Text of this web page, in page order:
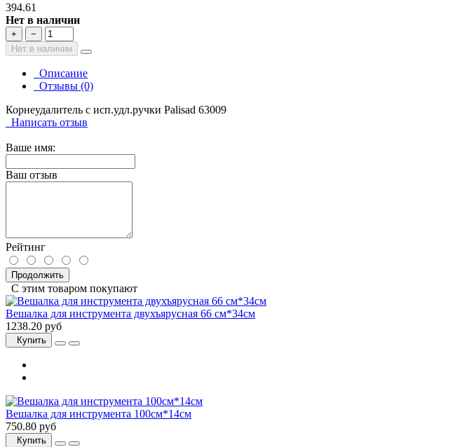
394.61
Нет в наличии
+
−
Нет в наличии
Описание
Отзывы (0)
Корнеудалитель с исп.удл.ручки Palisad 63009
Написать отзыв
Ваше имя:
Ваш отзыв
Рейтинг
Продолжить
С этим товаром покупают
Вешалка для инструмента двухъярусная 66 см*34см
1238.20 руб
Купить
Вешалка для инструмента 100см*14см
750.80 руб
Купить